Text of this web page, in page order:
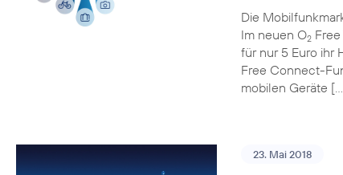
Die
Im neuen O2
für nur 5 Euro ihr
Free Connect-
mobilen Geräte
23. Mai 2018